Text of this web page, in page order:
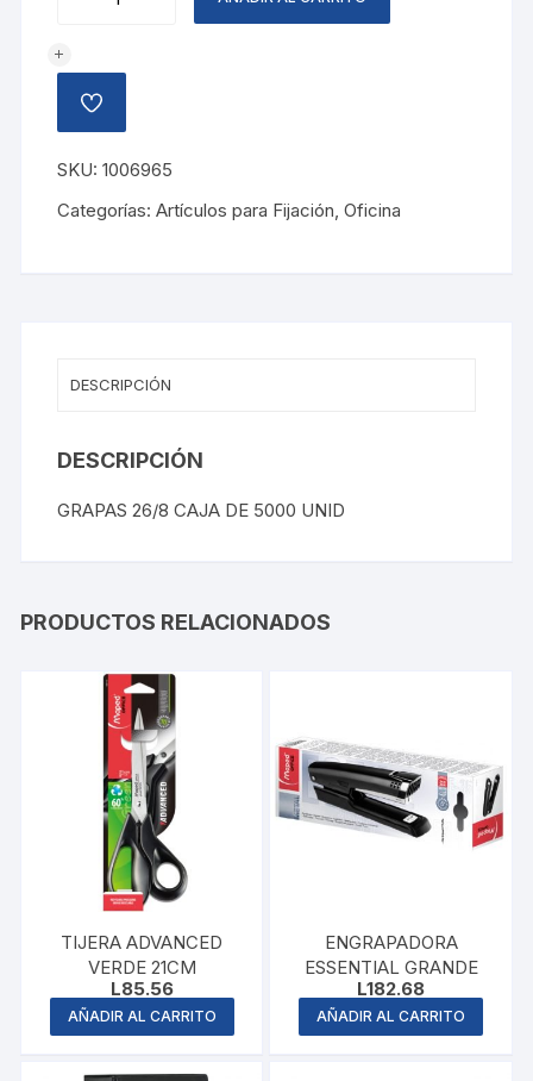
RAPID
cantidad
AÑADIR
A
LISTA
DE
DESEOS
SKU:1006965
Categorías:Artículos para Fijación,Oficina
DESCRIPCIÓN
DESCRIPCIÓN
GRAPAS 26/8 CAJA DE 5000 UNID
PRODUCTOS RELACIONADOS
TIJERA ADVANCED
VERDE 21CM
L85.56
AÑADIR AL CARRITO
ENGRAPADORA
ESSENTIAL GRANDE
L182.68
AÑADIR AL CARRITO